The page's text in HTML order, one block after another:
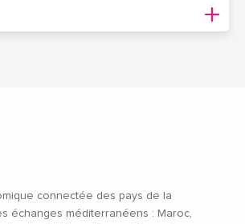
connectée des pays de la
échanges méditerranéens : Maroc,